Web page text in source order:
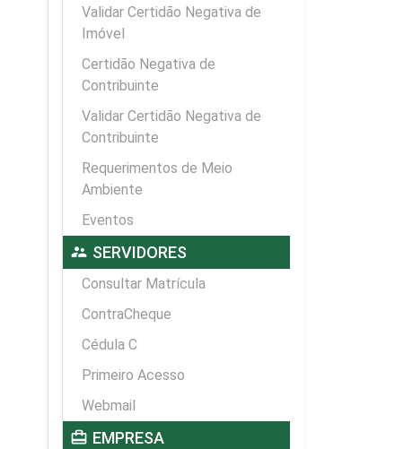
Validar Certidão Negativa de
Imóvel
Certidão Negativa de
Contribuinte
Validar Certidão Negativa de
Contribuinte
Requerimentos de Meio
Ambiente
Eventos
supervisor_account SERVIDORES
Consultar Matrícula
ContraCheque
Cédula C
Primeiro Acesso
Webmail
card_travel EMPRESA